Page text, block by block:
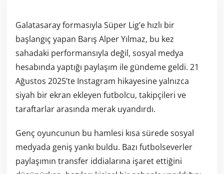
Galatasaray formasıyla Süper Lig’e hızlı bir
başlangıç yapan Barış Alper Yılmaz, bu kez
sahadaki performansıyla değil, sosyal medya
hesabında yaptığı paylaşım ile gündeme geldi. 21
Ağustos 2025’te Instagram hikayesine yalnızca
siyah bir ekran ekleyen futbolcu, takipçileri ve
taraftarlar arasında merak uyandırdı.
Genç oyuncunun bu hamlesi kısa sürede sosyal
medyada geniş yankı buldu. Bazı futbolseverler
paylaşımın transfer iddialarına işaret ettiğini